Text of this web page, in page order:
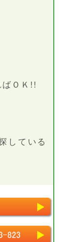
ばＯＫ!!
している